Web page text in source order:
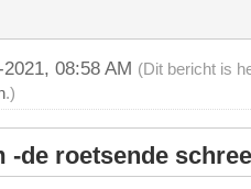
08:58 AM (Dit bericht is
.)
-de roetsende